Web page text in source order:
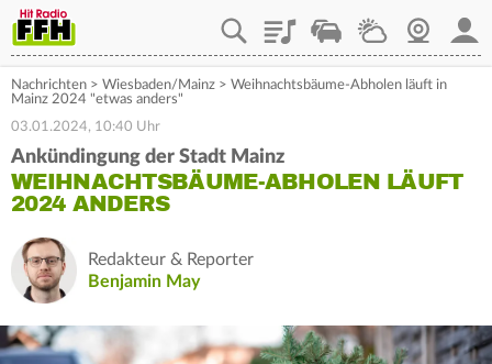
PlaylistStaupilotWetterWebcam
Nachrichten > Wiesbaden/Mainz > Weihnachtsbäume-Abholen läuft in
Mainz 2024 "etwas anders"
03.01.2024, 10:40 Uhr
Ankündingung der Stadt Mainz
WEIHNACHTSBÄUME-ABHOLEN LÄUFT
2024 ANDERS
Redakteur & Reporter
Benjamin May